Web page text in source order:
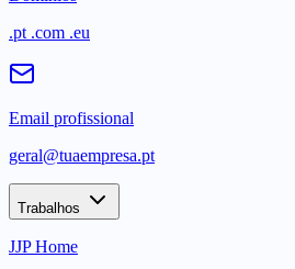
.pt .com .eu
Email profissional
geral@tuaempresa.pt
Trabalhos
JJP Home